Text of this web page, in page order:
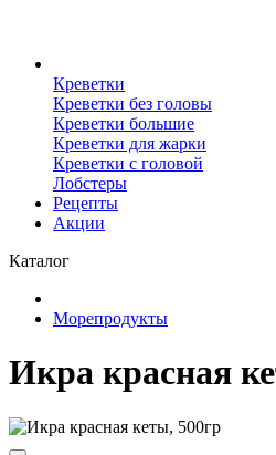
Креветки
Креветки без головы
Креветки большие
Креветки для жарки
Креветки с головой
Лобстеры
Рецепты
Акции
Каталог
Морепродукты
Икра красная